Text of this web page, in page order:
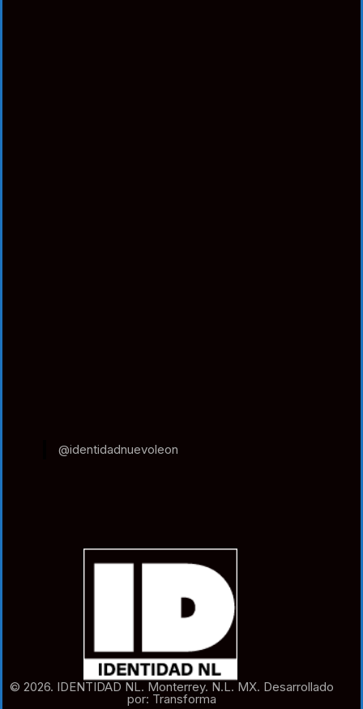
@identidadnuevoleon
© 2026. IDENTIDAD NL. Monterrey. N.L. MX. Desarrollado
por: Transforma